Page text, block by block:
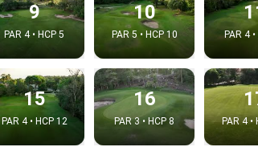
9
PAR 4 • HCP 5
10
PAR 5 • HCP 10 PAR 4
15
PAR 4 • HCP 12
16
PAR 3 • HCP 8 PAR 4 •